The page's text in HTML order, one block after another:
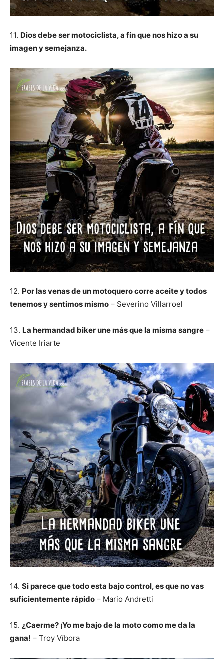
11. Dios debe ser motociclista, a fín que nos hizo a su
imagen y semejanza.
12. Por las venas de un motoquero corre aceite y todos
tenemos y sentimos mismo – Severino Villarroel
13. La hermandad biker une más que la misma sangre –
Vicente Iriarte
14. Si parece que todo esta bajo control, es que no vas
suficientemente rápido – Mario Andretti
15. ¿Caerme? ¡Yo me bajo de la moto como me da la
gana! – Troy Víbora